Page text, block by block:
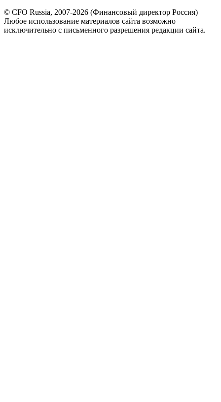
© CFO Russia, 2007-2026 (Финансовый директор Россия)
Любое использование материалов сайта возможно
исключительно с письменного разрешения редакции сайта.